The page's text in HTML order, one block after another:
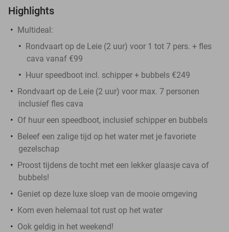
Highlights
Multideal:
Rondvaart op de Leie (2 uur) voor 1 tot 7 pers. + fles
cava vanaf €99
Huur speedboot incl. schipper + bubbels €249
Rondvaart op de Leie (2 uur) voor max. 7 personen
inclusief fles cava
Of huur een speedboot, inclusief schipper en bubbels
Beleef een zalige tijd op het water met je favoriete
gezelschap
Proost tijdens de tocht met een lekker glaasje cava of
bubbels!
Geniet op deze luxe sloep van de mooie omgeving
Kom even helemaal tot rust op het water
Ook geldig in het weekend!